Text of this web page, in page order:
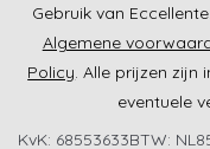
Gebruik van
Algemene
Policy. Alle prijzen zijn
eventuele
KvK: 68553633BTW: